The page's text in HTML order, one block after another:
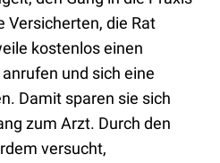
die Rat
kostenlos einen
und sich eine
Damit sparen sie sich
zum Arzt. Durch den
versucht,